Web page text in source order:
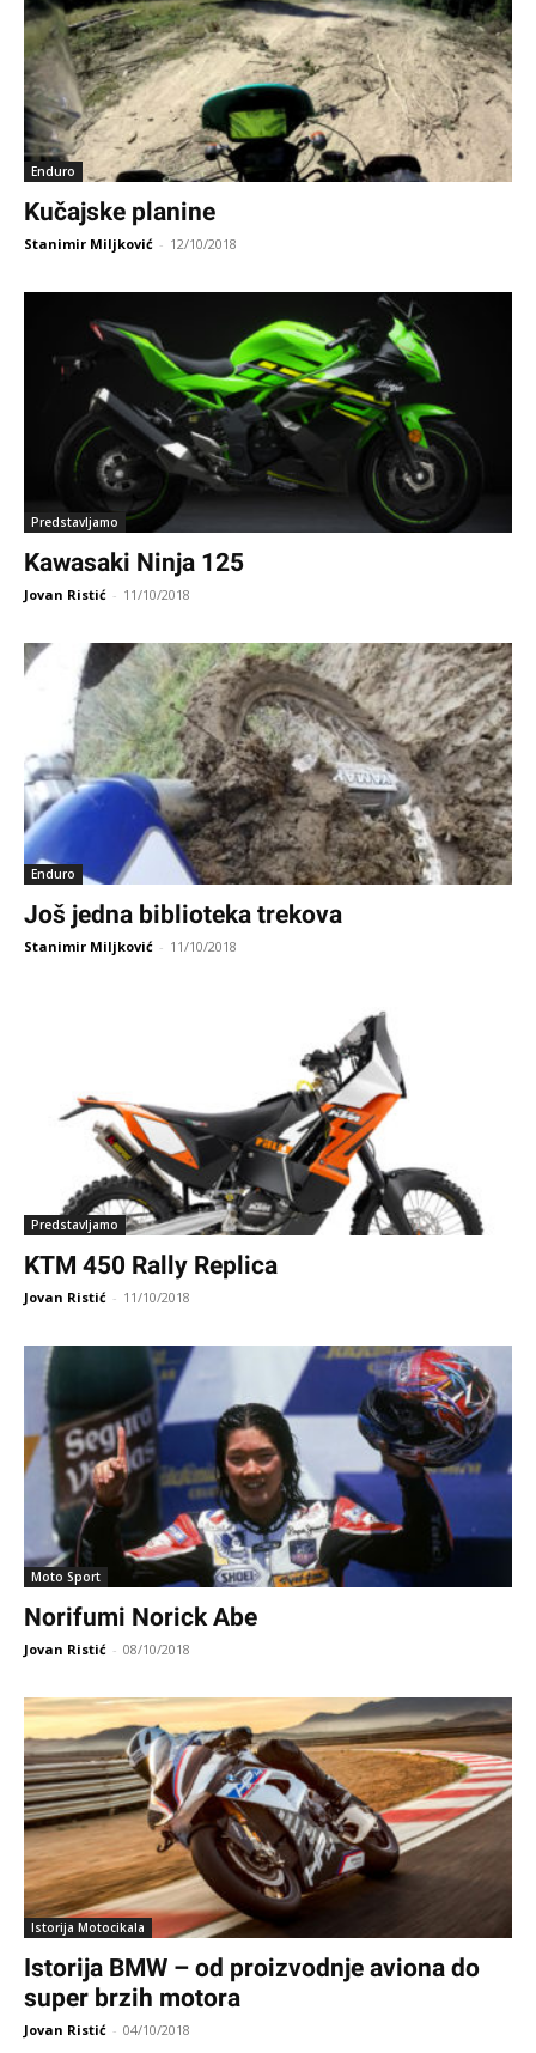
Enduro
Kučajske planine
Stanimir Miljković - 12/10/2018
Predstavljamo
Kawasaki Ninja 125
Jovan Ristić - 11/10/2018
Enduro
Još jedna biblioteka trekova
Stanimir Miljković - 11/10/2018
Predstavljamo
KTM 450 Rally Replica
Jovan Ristić - 11/10/2018
Moto Sport
Norifumi Norick Abe
Jovan Ristić - 08/10/2018
Istorija Motocikala
Istorija BMW – od proizvodnje aviona do
super brzih motora
Jovan Ristić - 04/10/2018